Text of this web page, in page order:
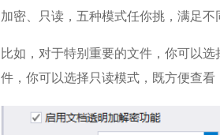
加密、只读，五种模式任你挑，满足不
比如，对于特别重要的文件，你可以
件，你可以选择只读模式，既方便查看